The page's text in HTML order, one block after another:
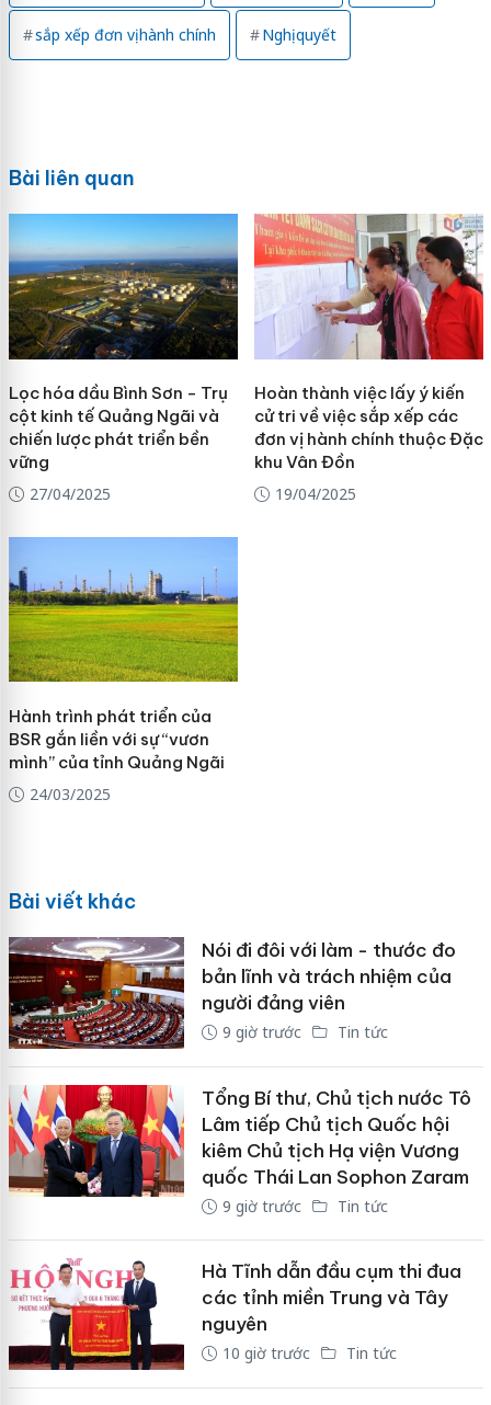
sắp xếp đơn vị hành chính Nghị quyết
Bài liên quan
Lọc hóa dầu Bình Sơn - Trụ
cột kinh tế Quảng Ngãi và
chiến lược phát triển bền
vững
27/04/2025
Hoàn thành việc lấy ý kiến
cử tri về việc sắp xếp các
đơn vị hành chính thuộc Đặc
khu Vân Đồn
19/04/2025
Hành trình phát triển của
BSR gắn liền với sự “vươn
mình” của tỉnh Quảng Ngãi
24/03/2025
Bài viết khác
Nói đi đôi với làm - thước đo
bản lĩnh và trách nhiệm của
người đảng viên
9 giờ trước Tin tức
Tổng Bí thư, Chủ tịch nước Tô
Lâm tiếp Chủ tịch Quốc hội
kiêm Chủ tịch Hạ viện Vương
quốc Thái Lan Sophon Zaram
9 giờ trước Tin tức
Hà Tĩnh dẫn đầu cụm thi đua
các tỉnh miền Trung và Tây
nguyên
10 giờ trước Tin tức